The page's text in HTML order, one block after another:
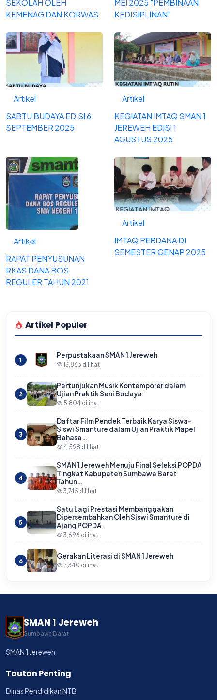
SEKOLAH OLEH
KEMENAG DAN KORWAS
MEI 2025 "PEMBINAAN
KEDISIPLINAN"
Artikel
SABTU BUDAYA EDISI 6
SEPTEMBER 2025
Artikel
KEGIATAN IMTAQ SMAN 1
JEREWEH EDISI 1
AGUSTUS 2025
Artikel
RAPAT PENYUSUNAN
RKAS DANA BOS
REGULER TAHUN 2021
Artikel
IMTAQ PERDANA DI
SEMESTER GENAP 2025
Artikel Populer
1
Perpustakaan SMAN 1 Jereweh
13,863 dilihat
2
Pertunjukan Musik Kontemporer dalam
Ujian Praktik Seni Budaya
5,804 dilihat
3
Daftar Film Pendek Terbaik Karya Siswa-
Siswi Smanture dalam Ujian Praktik Mapel
Bahasa…
4,598 dilihat
4
SMAN 1 Jereweh Menuju Final Seleksi POPDA
Tingkat Kabupaten Sumbawa Barat
Tahun…
3,745 dilihat
5
Satu Lagi Prestasi Membanggakan
Dipersembahkan Oleh Siswi Smanture di
Ajang POPDA
3,696 dilihat
6
Gerakan Literasi di SMAN 1 Jereweh
2,340 dilihat
SMAN 1 Jereweh
Sumbawa Barat
SMAN 1 Jereweh
Tautan Penting
Dinas Pendidikan NTB